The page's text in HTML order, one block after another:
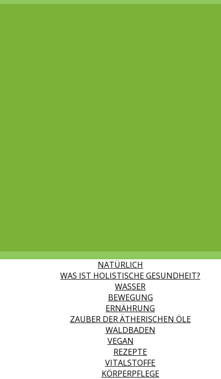
NATÜRLICH
WAS IST HOLISTISCHE GESUNDHEIT?
WASSER
BEWEGUNG
ERNÄHRUNG
ZAUBER DER ÄTHERISCHEN ÖLE
WALDBADEN
VEGAN
REZEPTE
VITALSTOFFE
KÖRPERPFLEGE